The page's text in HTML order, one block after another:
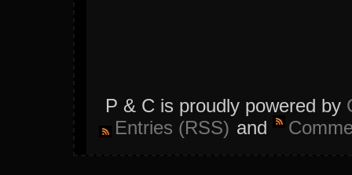
P & C is proudly powered by
Entries (RSS) and